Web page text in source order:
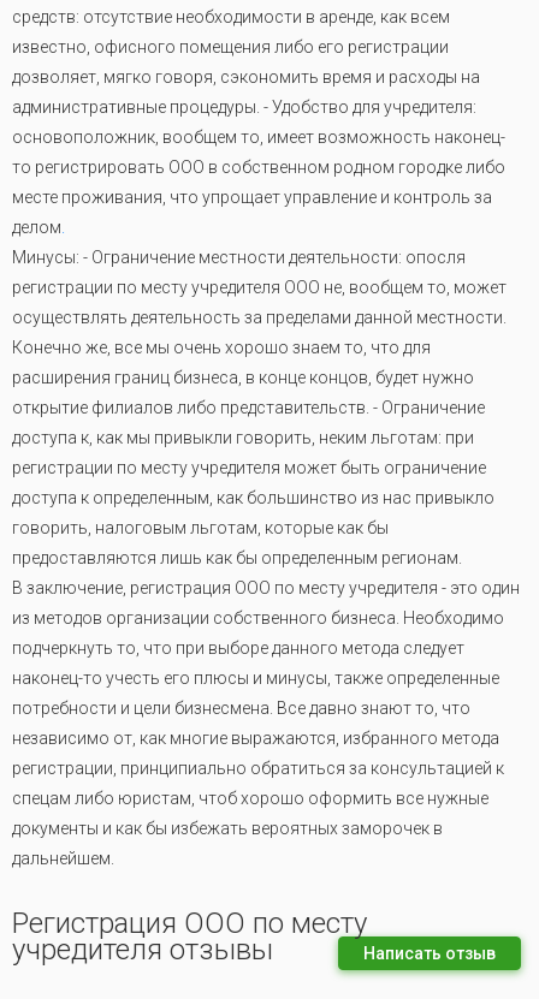
средств: отсутствие необходимости в аренде, как всем
известно, офисного помещения либо его регистрации
дозволяет, мягко говоря, сэкономить время и расходы на
административные процедуры. - Удобство для учредителя:
основоположник, вообщем то, имеет возможность наконец-
то регистрировать ООО в собственном родном городке либо
месте проживания, что упрощает управление и контроль за
делом
Минусы: - Ограничение местности деятельности: опосля
регистрации по месту учредителя ООО не, вообщем то, может
осуществлять деятельность за пределами данной местности.
Конечно же, все мы очень хорошо знаем то, что для
расширения границ бизнеса, в конце концов, будет нужно
открытие филиалов либо представительств. - Ограничение
доступа к, как мы привыкли говорить, неким льготам: при
регистрации по месту учредителя может быть ограничение
доступа к определенным, как большинство из нас привыкло
говорить, налоговым льготам, которые как бы
предоставляются лишь как бы определенным регионам.
В заключение, регистрация ООО по месту учредителя - это один
из методов организации собственного бизнеса. Необходимо
подчеркнуть то, что при выборе данного метода следует
наконец-то учесть его плюсы и минусы, также определенные
потребности и цели бизнесмена. Все давно знают то, что
независимо от, как многие выражаются, избранного метода
регистрации, принципиально обратиться за консультацией к
спецам либо юристам, чтоб хорошо оформить все нужные
документы и как бы избежать вероятных заморочек в
дальнейшем.
Регистрация ООО по месту
учредителя отзывы Написать отзыв